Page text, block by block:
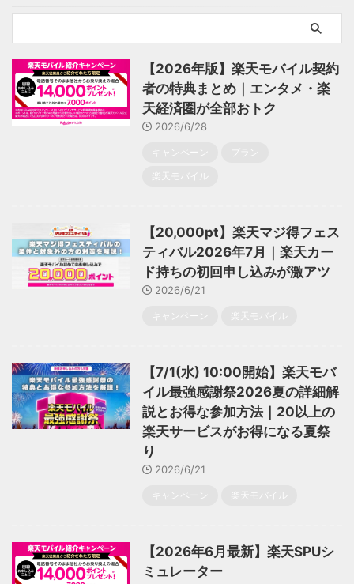
【2026年版】楽天モバイル契約
者の特典まとめ｜エンタメ・楽
天経済圏が全部おトク
2026/6/28
キャンペーン
プラン
楽天モバイル
【20,000pt】楽天マジ得フェス
ティバル2026年7月｜楽天カー
ド持ちの初回申し込みが激アツ
2026/6/21
キャンペーン 楽天モバイル
【7/1(水) 10:00開始】楽天モバ
イル最強感謝祭2026夏の詳細解
説とお得な参加方法｜20以上の
楽天サービスがお得になる夏祭
り
2026/6/21
キャンペーン 楽天モバイル
【2026年6月最新】楽天SPUシ
ミュレーター